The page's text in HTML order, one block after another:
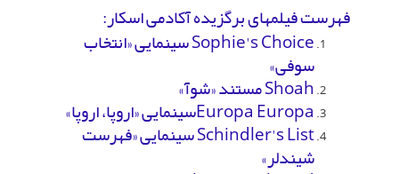
فهرست فیلم­های برگزیده آکادمی اسکار:
Sophie's Choice سینمایی «انتخاب
سوفی»
Shoah مستند «شوآ»
Europa Europaسینمایی «اروپا، اروپا»
Schindler's List سینمایی «فهرست
شیندلر»